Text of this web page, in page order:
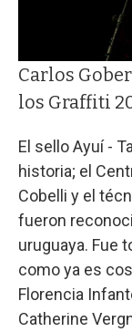
Carlos
los Graffiti
El sello Ayuí -
historia; el
Cobelli y el
fueron
uruguaya. Fue
como ya es
Florencia
Catherine